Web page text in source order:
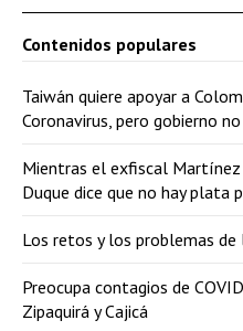
Contenidos populares
Taiwán quiere apoyar a
Coronavirus, pero gobierno
Mientras el exfiscal
Duque dice que no hay plata
Los retos y los problemas de
Preocupa contagios de
Zipaquirá y Cajicá